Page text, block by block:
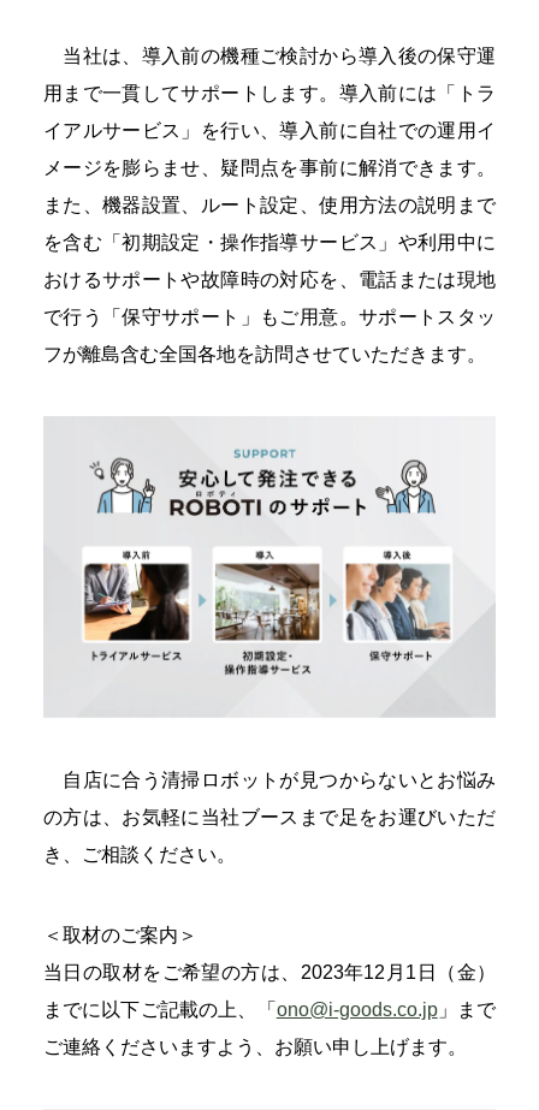
当社は、導入前の機種ご検討から導入後の保守運
用まで一貫してサポートします。導入前には「トラ
イアルサービス」を行い、導入前に自社での運用イ
メージを膨らませ、疑問点を事前に解消できます。
また、機器設置、ルート設定、使用方法の説明まで
を含む「初期設定・操作指導サービス」や利用中に
おけるサポートや故障時の対応を、電話または現地
で行う「保守サポート」もご用意。サポートスタッ
フが離島含む全国各地を訪問させていただきます。
自店に合う清掃ロボットが見つからないとお悩み
の方は、お気軽に当社ブースまで足をお運びいただ
き、ご相談ください。
＜取材のご案内＞
当日の取材をご希望の方は、2023年12月1日（金）
までに以下ご記載の上、「 ono@i-goods.co.jp」まで
ご連絡くださいますよう、お願い申し上げます。